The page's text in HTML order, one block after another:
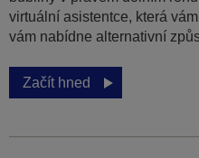
virtuální asistentce, která
vám nabídne alternativní
Začít hned